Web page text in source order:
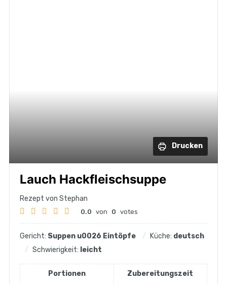
Drucken
Lauch Hackfleischsuppe
Rezept von Stephan
0.0 von 0 votes
Gericht: Suppen u0026 Eintöpfe Küche: deutsch
Schwierigkeit: leicht
Portionen
Zubereitungszeit